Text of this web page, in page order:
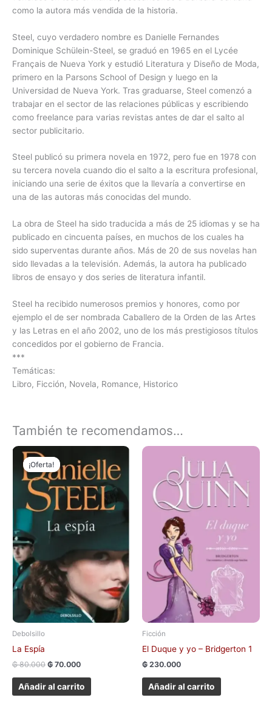
como la autora más vendida de la historia.
Steel, cuyo verdadero nombre es Danielle Fernandes
Dominique Schülein-Steel, se graduó en 1965 en el Lycée
Français de Nueva York y estudió Literatura y Diseño de Moda,
primero en la Parsons School of Design y luego en la
Universidad de Nueva York. Tras graduarse, Steel comenzó a
trabajar en el sector de las relaciones públicas y escribiendo
como freelance para varias revistas antes de dar el salto al
sector publicitario.
Steel publicó su primera novela en 1972, pero fue en 1978 con
su tercera novela cuando dio el salto a la escritura profesional,
iniciando una serie de éxitos que la llevaría a convertirse en
una de las autoras más conocidas del mundo.
La obra de Steel ha sido traducida a más de 25 idiomas y se ha
publicado en cincuenta países, en muchos de los cuales ha
sido superventas durante años. Más de 20 de sus novelas han
sido llevadas a la televisión. Además, la autora ha publicado
libros de ensayo y dos series de literatura infantil.
Steel ha recibido numerosos premios y honores, como por
ejemplo el de ser nombrada Caballero de la Orden de las Artes
y las Letras en el año 2002, uno de los más prestigiosos títulos
concedidos por el gobierno de Francia.
***
Temáticas:
Libro, Ficción, Novela, Romance, Historico
También te recomendamos…
¡Oferta!
¡Oferta!
Debolsillo
La Espía
₲80.000
precio
original
era:
₲ 80.000.
₲ 70.000
precio
actual
es:
₲ 70.000.
Añadir al carrito
Ficción
El Duque y yo – Bridgerton 1
₲ 230.000
Añadir al carrito